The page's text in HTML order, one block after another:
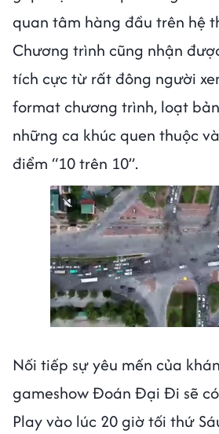
quan tâm hàng đầu trên hệ
Chương trình cũng nhận
tích cực từ rất đông người
format chương trình, loạt
những ca khúc quen thuộc
điểm “10 trên 10”.
Nối tiếp sự yêu mến của
gameshow Đoán Đại Đi sẽ
Play vào lúc 20 giờ tối thứ